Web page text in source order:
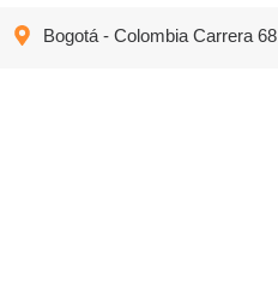
Bogotá - Colombia Carrera